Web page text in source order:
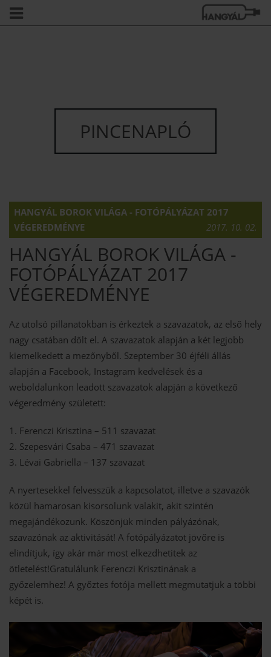
PINCENAPLÓ
HANGYÁL BOROK VILÁGA - FOTÓPÁLYÁZAT 2017
VÉGEREDMÉNYE
2017. 10. 02.
HANGYÁL BOROK VILÁGA -
FOTÓPÁLYÁZAT 2017
VÉGEREDMÉNYE
Az utolsó pillanatokban is érkeztek a szavazatok, az első hely
nagy csatában dőlt el. A szavazatok alapján a két legjobb
kiemelkedett a mezőnyből. Szeptember 30 éjféli állás
alapján a Facebook, Instagram kedvelések és a
weboldalunkon leadott szavazatok alapján a következő
végeredmény született:
1. Ferenczi Krisztina – 511 szavazat
2. Szepesvári Csaba – 471 szavazat
3. Lévai Gabriella – 137 szavazat
A nyertesekkel felvesszük a kapcsolatot, illetve a szavazók
közül hamarosan kisorsolunk valakit, akit szintén
megajándékozunk. Köszönjük minden pályázónak,
szavazónak az aktivitását! A fotópályázatot jövőre is
elindítjuk, így akár már most elkezdhetitek az
ötletelést!Gratulálunk Ferenczi Krisztinának a
győzelemhez! A győztes fotója mellett megmutatjuk a többi
képét is.